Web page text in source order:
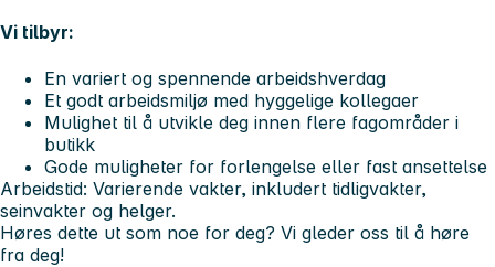
Vi tilbyr:
En variert og spennende arbeidshverdag
Et godt arbeidsmiljø med hyggelige kollegaer
Mulighet til å utvikle deg innen flere fagområder i
butikk
Gode muligheter for forlengelse eller fast ansettelse
Arbeidstid: Varierende vakter, inkludert tidligvakter,
seinvakter og helger.
Høres dette ut som noe for deg? Vi gleder oss til å høre
fra deg!